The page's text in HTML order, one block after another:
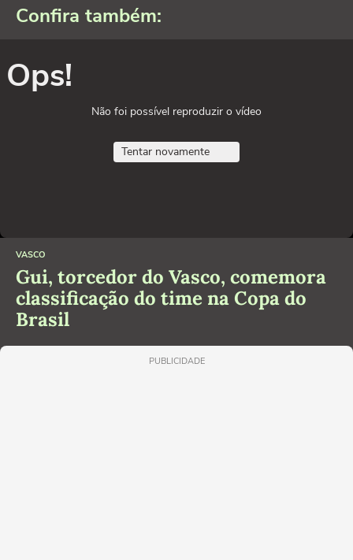
Confira também:
Ops!
Não foi possível reproduzir o vídeo
Tentar novamente
VASCO
Gui, torcedor do Vasco, comemora
classificação do time na Copa do
Brasil
PUBLICIDADE